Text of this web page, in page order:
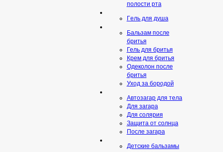
полости рта
Гeль для душа
Бальзам после
бритья
Гель для бритья
Крем для бритья
Одеколон после
бритья
Уход за бородой
Автозагар для тела
Для загара
Для солярия
Защита от солнца
После загара
Детские бальзамы